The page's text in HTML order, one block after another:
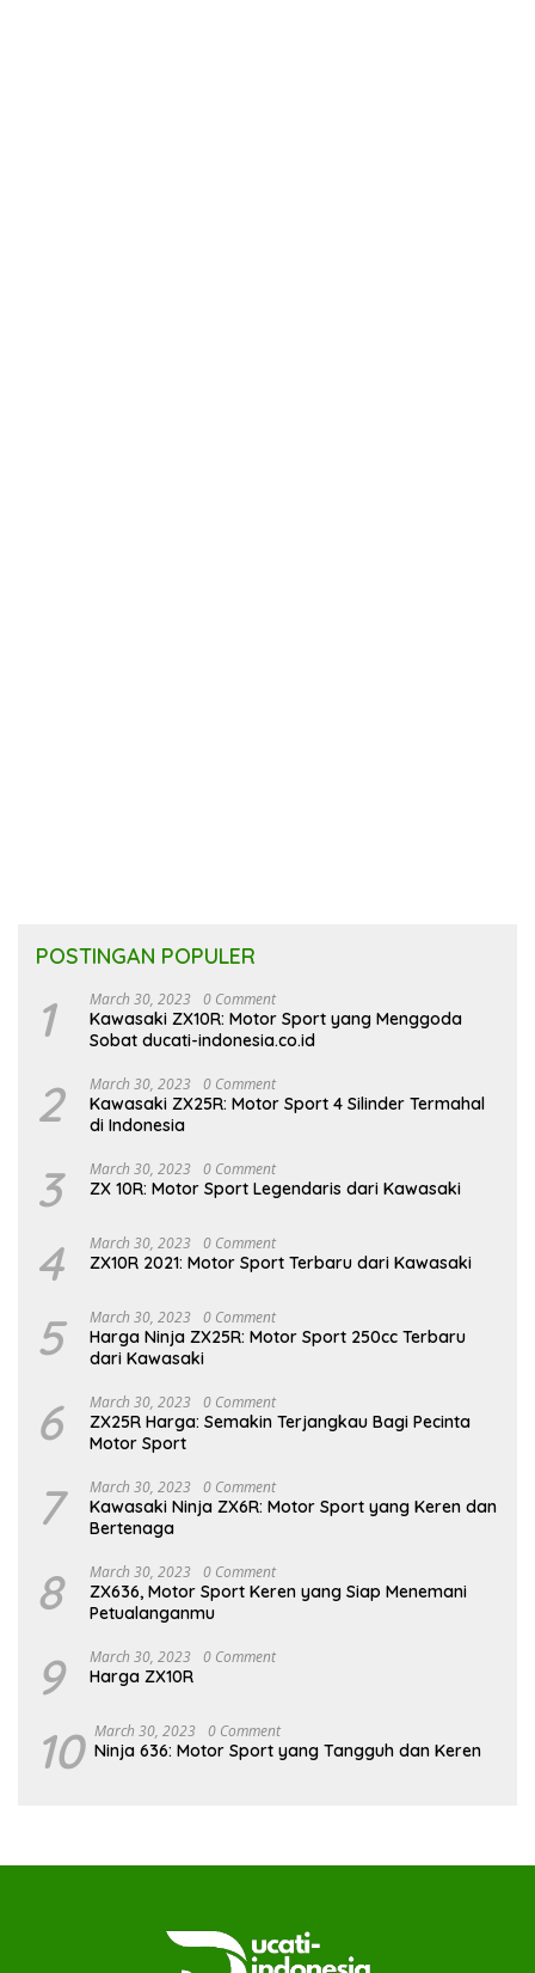
POSTINGAN POPULER
1 March 30, 2023 0 Comment
Kawasaki ZX10R: Motor Sport yang Menggoda
Sobat ducati-indonesia.co.id
2 March 30, 2023 0 Comment
Kawasaki ZX25R: Motor Sport 4 Silinder Termahal
di Indonesia
3 March 30, 2023 0 Comment
ZX 10R: Motor Sport Legendaris dari Kawasaki
4 March 30, 2023 0 Comment
ZX10R 2021: Motor Sport Terbaru dari Kawasaki
5 March 30, 2023 0 Comment
Harga Ninja ZX25R: Motor Sport 250cc Terbaru
dari Kawasaki
6 March 30, 2023 0 Comment
ZX25R Harga: Semakin Terjangkau Bagi Pecinta
Motor Sport
7 March 30, 2023 0 Comment
Kawasaki Ninja ZX6R: Motor Sport yang Keren dan
Bertenaga
8 March 30, 2023 0 Comment
ZX636, Motor Sport Keren yang Siap Menemani
Petualanganmu
9 March 30, 2023 0 Comment
Harga ZX10R
10 March 30, 2023 0 Comment
Ninja 636: Motor Sport yang Tangguh dan Keren